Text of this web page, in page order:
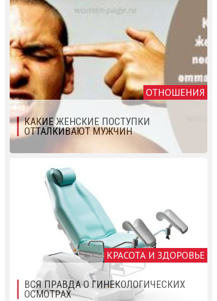
ОТНОШЕНИЯ
КАКИЕ ЖЕНСКИЕ ПОСТУПКИ
ОТТАЛКИВАЮТ МУЖЧИН
КРАСОТА И ЗДОРОВЬЕ
ВСЯ ПРАВДА О ГИНЕКОЛОГИЧЕСКИХ
ОСМОТРАХ